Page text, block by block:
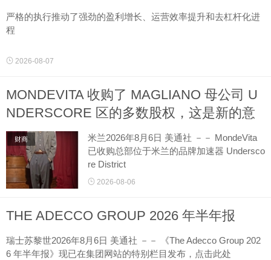
严格的执行推动了强劲的盈利增长、运营效率提升和去杠杆化进
程
根据 SIX 瑞士交易所上市规则第 53 条发布的特别公告
＊ 强劲的有机收入同比增长 5.6％（工作日调整后）...
2026-08-07
MONDEVITA 收购了 MAGLIANO 母公司 U
NDERSCORE 区的多数股权，这是新的意
大利奢侈品平台的第二步
财商
米兰2026年8月6日 美通社 －－ MondeVita
已收购总部位于米兰的品牌加速器 Undersco
re District
的战略性多数股权，该公司是 Magliano、G
2026-08-06
THE ADECCO GROUP 2026 年半年报
瑞士苏黎世2026年8月6日 美通社 －－ 《The Adecco Group 202
6 年半年报》现已在集团网站的特别栏目发布，点击此处